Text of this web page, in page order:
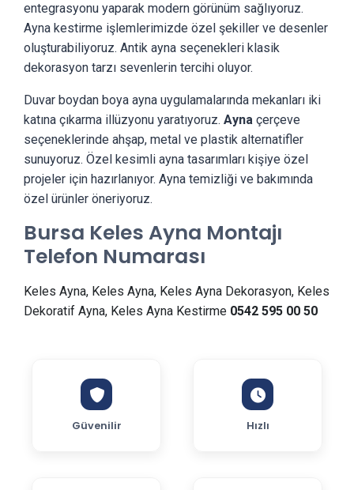
entegrasyonu yaparak modern görünüm sağlıyoruz.
Ayna kestirme işlemlerimizde özel şekiller ve desenler
oluşturabiliyoruz. Antik ayna seçenekleri klasik
dekorasyon tarzı sevenlerin tercihi oluyor.
Duvar boydan boya ayna uygulamalarında mekanları iki
katına çıkarma illüzyonu yaratıyoruz. Ayna çerçeve
seçeneklerinde ahşap, metal ve plastik alternatifler
sunuyoruz. Özel kesimli ayna tasarımları kişiye özel
projeler için hazırlanıyor. Ayna temizliği ve bakımında
özel ürünler öneriyoruz.
Bursa Keles Ayna Montajı
Telefon Numarası
Keles Ayna, Keles Ayna, Keles Ayna Dekorasyon, Keles
Dekoratif Ayna, Keles Ayna Kestirme 0542 595 00 50
Güvenilir Hızlı